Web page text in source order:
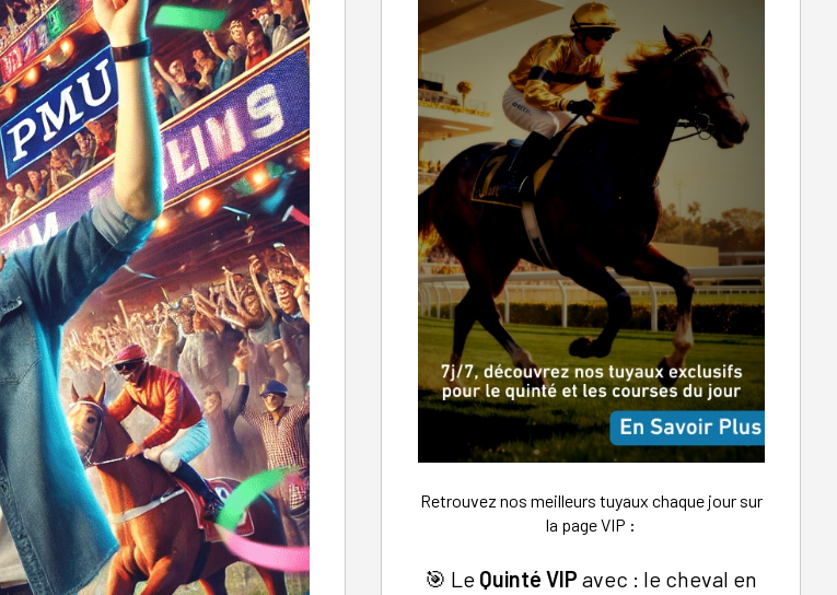
Retrouvez nos meilleurs tuyaux chaque jour sur
la page VIP :
🎯 Le Quinté VIPavec : le cheval en